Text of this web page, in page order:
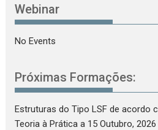
Webinar
No Events
Próximas Formações:
Estruturas do Tipo LSF de acordo
Teoria à Prática a 15 Outubro, 2026